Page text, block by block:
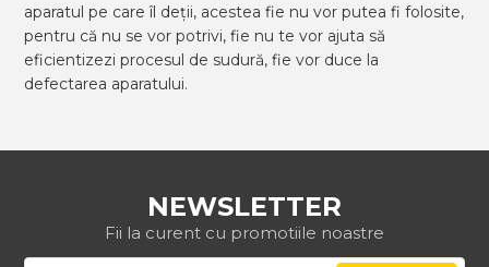
aparatul pe care îl deții, acestea fie nu vor putea fi folosite,
pentru că nu se vor potrivi, fie nu te vor ajuta să
eficientizezi procesul de sudură, fie vor duce la
defectarea aparatului.
NEWSLETTER
Fii la curent cu promotiile noastre